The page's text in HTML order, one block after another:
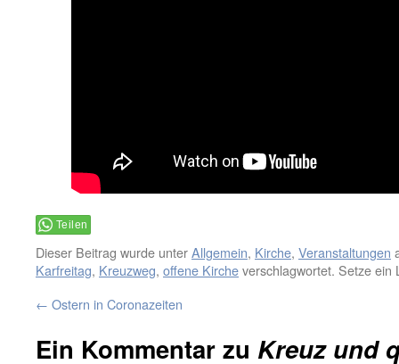
Teilen
Dieser Beitrag wurde unterAllgemein, Kirche, Veranstaltungen
Karfreitag, Kreuzweg, offene Kircheverschlagwortet. Setze
← Ostern in Coronazeiten
Ein Kommentar zu Kreuz und